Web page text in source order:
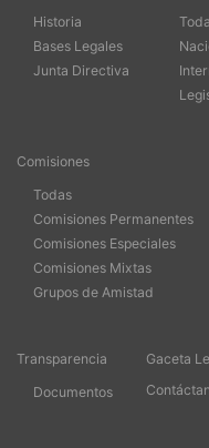
Historia
Bases Legales
Junta Directiva
Comisiones
Todas
Comisiones Permanentes
Comisiones Especiales
Comisiones Mixtas
Grupos de Amistad
Transparencia
Documentos
Gaceta